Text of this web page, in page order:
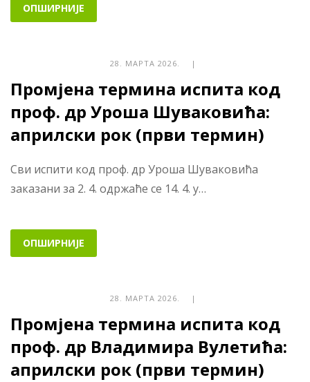
ОПШИРНИЈЕ
28. МАРТА 2026. |
Промјена термина испита код
проф. др Уроша Шуваковића:
априлски рок (први термин)
Сви испити код проф. др Уроша Шуваковића
заказани за 2. 4. одржаће се 14. 4. у…
ОПШИРНИЈЕ
28. МАРТА 2026. |
Промјена термина испита код
проф. др Владимира Вулетића:
априлски рок (први термин)